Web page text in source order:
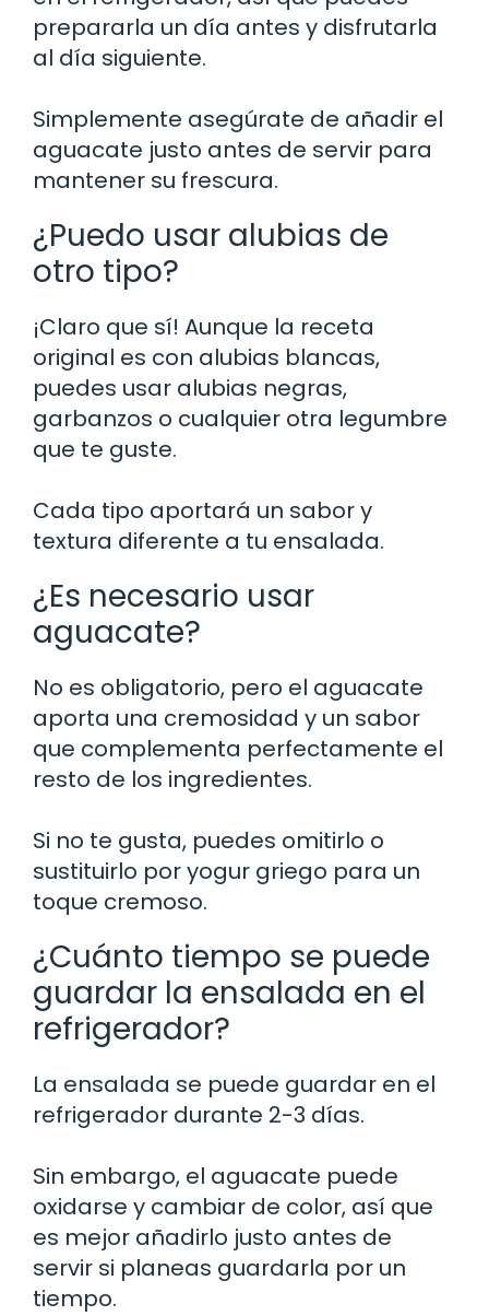
prepararla un día antes y disfrutarla
al día siguiente.
Simplemente asegúrate de añadir el
aguacate justo antes de servir para
mantener su frescura.
¿Puedo usar alubias de
otro tipo?
¡Claro que sí! Aunque la receta
original es con alubias blancas,
puedes usar alubias negras,
garbanzos o cualquier otra legumbre
que te guste.
Cada tipo aportará un sabor y
textura diferente a tu ensalada.
¿Es necesario usar
aguacate?
No es obligatorio, pero el aguacate
aporta una cremosidad y un sabor
que complementa perfectamente el
resto de los ingredientes.
Si no te gusta, puedes omitirlo o
sustituirlo por yogur griego para un
toque cremoso.
¿Cuánto tiempo se puede
guardar la ensalada en el
refrigerador?
La ensalada se puede guardar en el
refrigerador durante 2-3 días.
Sin embargo, el aguacate puede
oxidarse y cambiar de color, así que
es mejor añadirlo justo antes de
servir si planeas guardarla por un
tiempo.